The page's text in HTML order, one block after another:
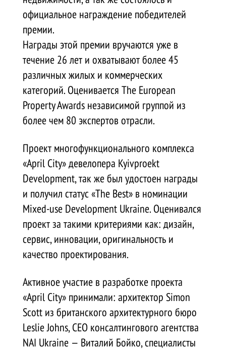
официальное награждение победителей
премии.
Награды этой премии вручаются уже в
течение 26 лет и охватывают более 45
различных жилых и коммерческих
категорий. Оценивается The European
Property Awards независимой группой из
более чем 80 экспертов отрасли.
Проект многофункционального комплекса
«April City» девелопера Kyivproekt
Development, так же был удостоен награды
и получил статус «The Best» в номинации
Mixed-use Development Ukraine. Оценивался
проект за такими критериями как: дизайн,
сервис, инновации, оригинальность и
качество проектирования.
Активное участие в разработке проекта
«April City» принимали: архитектор Simon
Scott из британского архитектурного бюро
Leslie Johns, СЕО консалтингового агентства
NAI Ukraine — Виталий Бойко, специалисты